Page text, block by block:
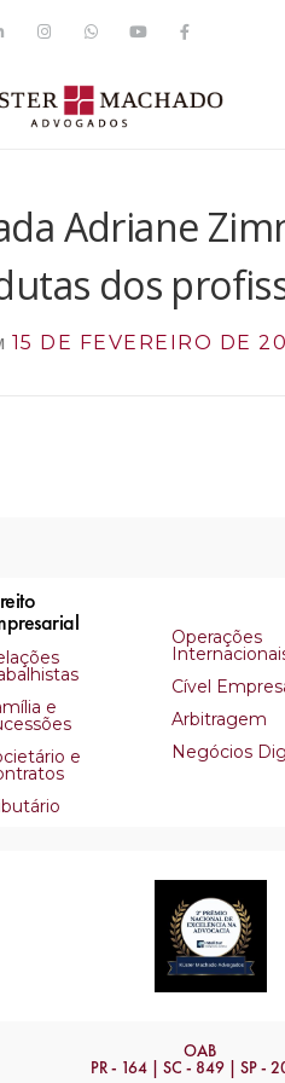
Adriane
dos
15 DE FEVEREIRO DE
e
e
Operações
Cível
Arbitragem
Negócios
OAB
PR - 164 | SC - 849 | SP -